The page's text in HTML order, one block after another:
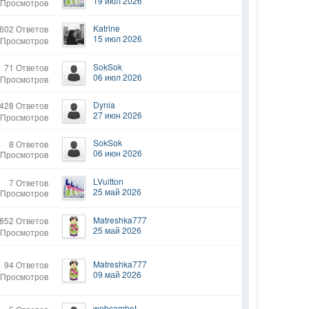
Ответов
Katrine
15 июл 2026
71 Ответов
SokSok
06 июл 2026
Ответов
Dynia
27 июн 2026
8 Ответов
SokSok
06 июн 2026
7 Ответов
LVuitton
25 май 2026
Ответов
Matreshka777
25 май 2026
94 Ответов
Matreshka777
09 май 2026